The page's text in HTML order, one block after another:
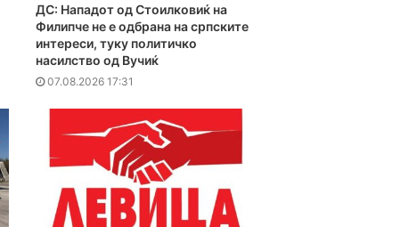
ДС: Нападот од Стоилковиќ на
Филипче не е одбрана на српските
интереси, туку политичко
насилство од Вучиќ
07.08.2026 17:31